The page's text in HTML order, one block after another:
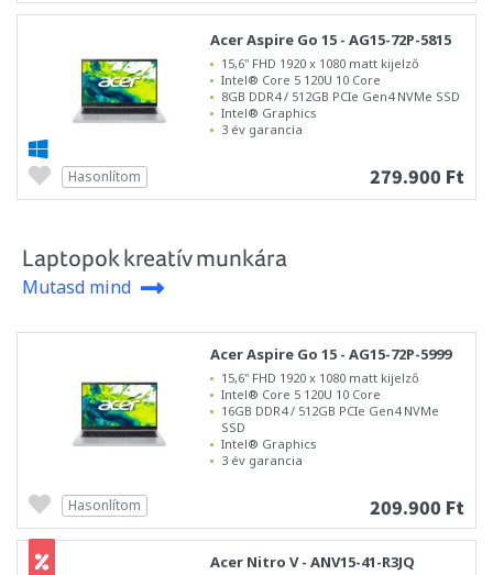
Acer Aspire Go 15 - AG15-72P-5815
15,6" FHD 1920 x 1080 matt kijelző
Intel® Core 5 120U 10 Core
8GB DDR4 / 512GB PCIe Gen4 NVMe SSD
Intel® Graphics
3 év garancia
279.900 Ft
Hasonlítom
Laptopok kreatív munkára
Mutasd mind
Acer Aspire Go 15 - AG15-72P-5999
15,6" FHD 1920 x 1080 matt kijelző
Intel® Core 5 120U 10 Core
16GB DDR4 / 512GB PCIe Gen4 NVMe
SSD
Intel® Graphics
3 év garancia
209.900 Ft
Hasonlítom
Acer Nitro V - ANV15-41-R3JQ